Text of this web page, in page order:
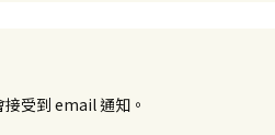
受到 email 通知。